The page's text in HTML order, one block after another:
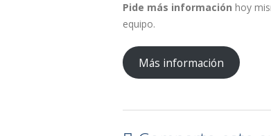
Pide más información hoy
equipo.
Más información